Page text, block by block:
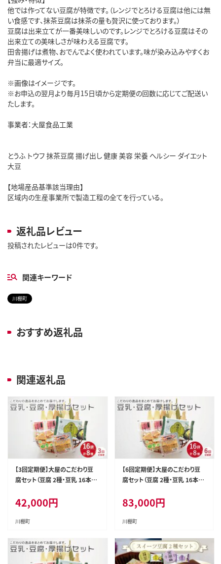
他では作ってない豆腐が特徴です。（レンジでとろける豆腐は他には無
い食感です、抹茶豆腐は抹茶の量も贅沢に使っております。）
豆腐は出来立てが一番美味しいのです。レンジでとろける豆腐はその
出来立ての美味しさが味わえる豆腐です。
田舎揚げは煮物、おでんでよく使われています。味が染み込みやすくお
弁当に最適サイズ。
※画像はイメージです。
※お申込の翌月より毎月15日頃から定期便の回数に応じてご配送い
たします。
事業者：大屋食品工業
とうふ トウフ 抹茶豆腐 揚げ出し 健康 美容 栄養 ヘルシー ダイエット
大豆
【地場産品基準該当理由】
区域内の生産事業所で製造工程の全てを行っている。
返礼品レビュー
投稿されたレビューは0件です。
関連キーワード
川棚町
おすすめ返礼品
関連返礼品
【3回定期便】大屋のこだわり豆
腐セット（豆腐 2種・豆乳 16本・
AB019] / 豆腐 大豆 豆乳 厚揚
げ ダイエット食品 とうふ とうに
ゅう 健康 飲料
42,000円
川棚町
【6回定期便】大屋のこだわり豆
腐セット（豆腐 2種・豆乳 16本・
AB020] / 豆腐 大豆 豆乳 厚揚
げ ダイエット食品 とうふ とうに
ゅう 健康 飲料
83,000円
川棚町